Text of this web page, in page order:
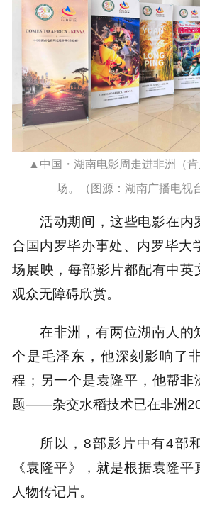
▲中国・湖南电影周走进非洲（
场。（图源：湖南广播电视
活动期间，这些电影在内
合国内罗毕办事处、内罗毕大
场展映，每部影片都配有中英
观众无障碍欣赏。
在非洲，有两位湖南人的
个是毛泽东，他深刻影响了
程；另一个是袁隆平，他帮非
题——杂交水稻技术已在非洲20
所以，8部影片中有4部
《袁隆平》，就是根据袁隆
人物传记片。